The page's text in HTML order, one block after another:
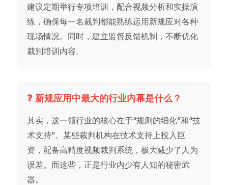
建议定期举行专项培训，配合视频分析和实操演
练，确保每一名裁判都能熟练运用新规应对各种
现场情况。同时，建立监督反馈机制，不断优化
裁判培训内容。
❓ 新规应用中最大的行业内幕是什么？
其实，这一领行业的核心在于“规则的细化”和“技
术支持”。某些裁判机构在技术支持上投入巨
资，配备高精度视频裁判系统，极大减少了人为
误差。而这些，正是行业内少有人知的秘密武
器。